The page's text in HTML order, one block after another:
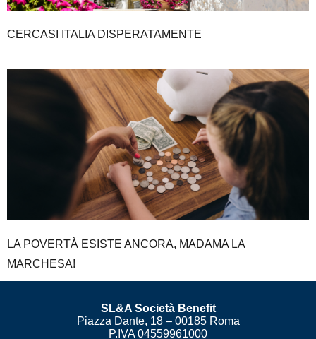
CERCASI ITALIA DISPERATAMENTE
LA POVERTÀ ESISTE ANCORA, MADAMA LA
MARCHESA!
SL&A Società Benefit
Piazza Dante, 18 – 00185 Roma
P.IVA 04559961000